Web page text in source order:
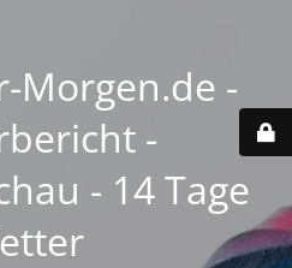
Morgen.de -
-
- 14 Tage